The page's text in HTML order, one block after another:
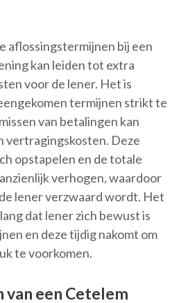
aflossingstermijnen bij een
kan leiden tot extra
voor de lener. Het is
termijnen strikt te
van betalingen kan
vertragingskosten. Deze
opstapelen en de totale
verhogen, waardoor
lener verzwaard wordt. Het
dat lener zich bewust is
en deze tijdig nakomt om
te voorkomen.
van een Cetelem